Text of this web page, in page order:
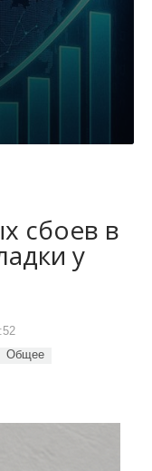
сбоев в
у
Общее